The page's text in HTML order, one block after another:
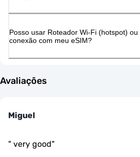
Posso usar Roteador Wi-Fi (hotspot)
conexão com meu eSIM?
Avaliações
Miguel
" very good"